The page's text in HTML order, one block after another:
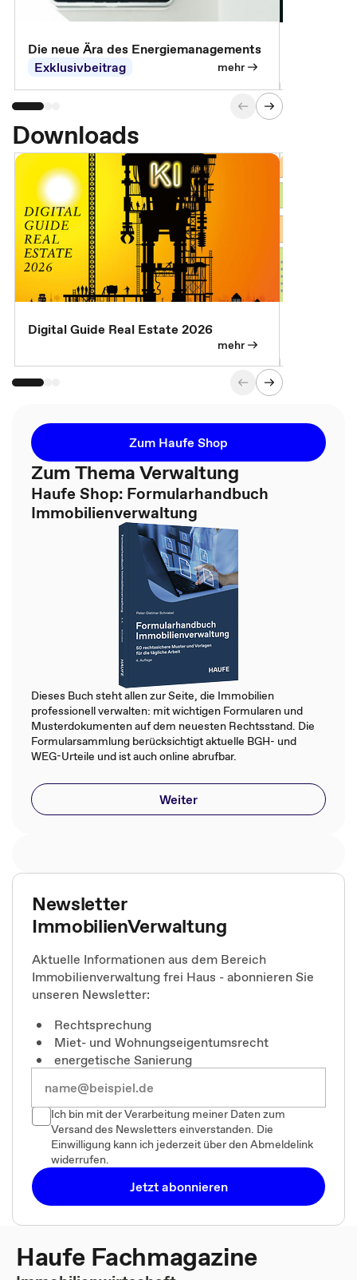
Die neue Ära des Energiemanagements
Exklusivbeitrag
mehr
Downloads
Digital Guide Real Estate 2026
mehr
Zum Haufe Shop
Zum Thema Verwaltung
Haufe Shop: Formularhandbuch
Immobilienverwaltung
Dieses Buch steht allen zur Seite, die Immobilien
professionell verwalten: mit wichtigen Formularen und
Musterdokumenten auf dem neuesten Rechtsstand. Die
Formularsammlung berücksichtigt aktuelle BGH- und
WEG-Urteile und ist auch online abrufbar.
Weiter
Newsletter
ImmobilienVerwaltung
Aktuelle Informationen aus dem Bereich
Immobilienverwaltung frei Haus - abonnieren Sie
unseren Newsletter:
Rechtsprechung
Miet- und Wohnungseigentumsrecht
energetische Sanierung
Ich bin mit der Verarbeitung meiner Daten zum
Versand des Newsletters einverstanden. Die
Einwilligung kann ich jederzeit über den Abmeldelink
widerrufen.
Jetzt abonnieren
Haufe Fachmagazine